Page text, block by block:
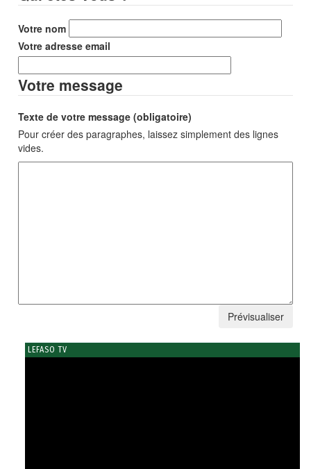
Votre nom
Votre adresse email
Votre message
Texte de votre message (obligatoire)
Pour créer des paragraphes, laissez simplement des lignes
vides.
LEFASO TV